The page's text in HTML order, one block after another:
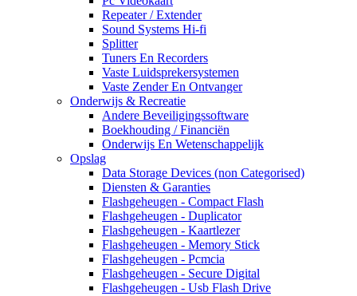
Repeater / Extender
Sound Systems Hi-fi
Splitter
Tuners En Recorders
Vaste Luidsprekersystemen
Vaste Zender En Ontvanger
Onderwijs & Recreatie
Andere Beveiligingssoftware
Boekhouding / Financiën
Onderwijs En Wetenschappelijk
Opslag
Data Storage Devices (non Categorised)
Diensten & Garanties
Flashgeheugen - Compact Flash
Flashgeheugen - Duplicator
Flashgeheugen - Kaartlezer
Flashgeheugen - Memory Stick
Flashgeheugen - Pcmcia
Flashgeheugen - Secure Digital
Flashgeheugen - Usb Flash Drive